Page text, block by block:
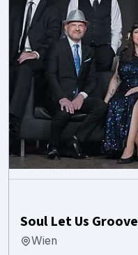
Soul Let Us Groove
Wien